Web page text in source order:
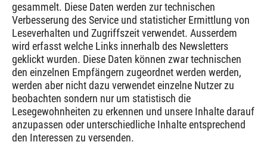
gesammelt. Diese Daten werden zur technischen
Verbesserung des Service und statisticher Ermittlung von
Leseverhalten und Zugriffszeit verwendet. Ausserdem
wird erfasst welche Links innerhalb des Newsletters
geklickt wurden. Diese Daten können zwar technischen
den einzelnen Empfängern zugeordnet werden werden,
werden aber nicht dazu verwendet einzelne Nutzer zu
beobachten sondern nur um statistisch die
Lesegewohnheiten zu erkennen und unsere Inhalte darauf
anzupassen oder unterschiedliche Inhalte entsprechend
den Interessen zu versenden.